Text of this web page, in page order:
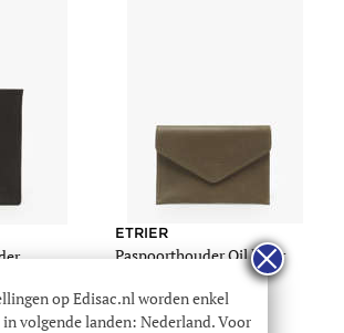
ETRIER
Paspoorthouder Oil leder
4900
op Edisac.nl worden enkel
in volgende landen: Nederland. Voor